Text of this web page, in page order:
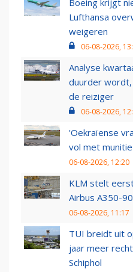
Boeing krijgt
Lufthansa
weigeren
06-08-2026,
Analyse
duurder
de reiziger
06-08-2026,
'Oekraïense
vol met
06-08-2026, 12:20
KLM stelt
Airbus A350-
06-08-2026, 11:17
TUI breidt uit
jaar meer
Schiphol